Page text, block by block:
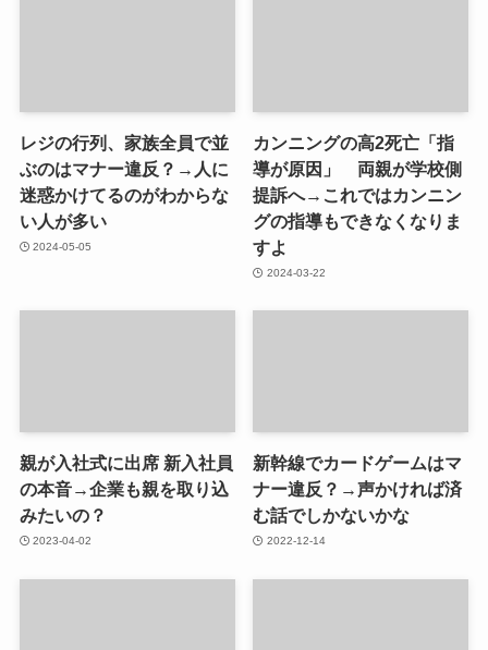
レジの行列、家族全員で並
ぶのはマナー違反？→人に
迷惑かけてるのがわからな
い人が多い
2024-05-05
カンニングの高2死亡「指
導が原因」 両親が学校側
提訴へ→これではカンニン
グの指導もできなくなりま
すよ
2024-03-22
親が入社式に出席 新入社員
の本音→企業も親を取り込
みたいの？
2023-04-02
新幹線でカードゲームはマ
ナー違反？→声かければ済
む話でしかないかな
2022-12-14